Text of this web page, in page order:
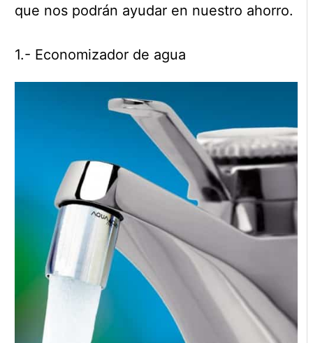
que nos podrán ayudar en nuestro ahorro.
1.- Economizador de agua